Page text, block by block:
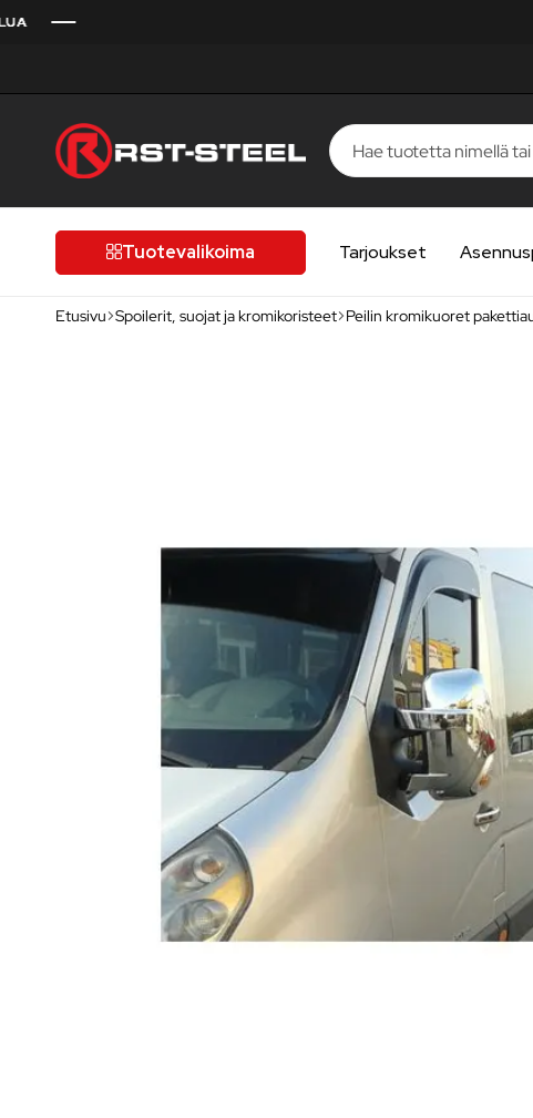
laatutietoiselle
autoilijalleTuotevalikoima Tarjoukset
Etusivu Spoilerit, suojat ja kromikoristeet Peilin kromikuoret